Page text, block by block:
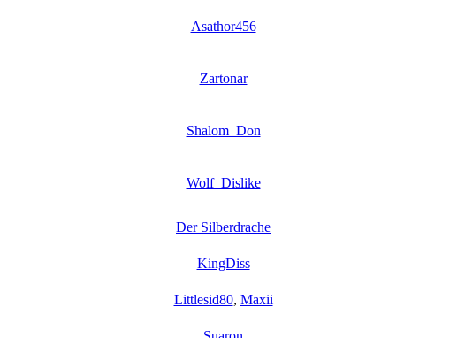
Asathor456
Zartonar
Shalom_Don
Wolf_Dislike
Der Silberdrache
KingDiss
Littlesid80, Maxii